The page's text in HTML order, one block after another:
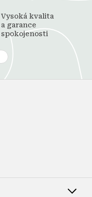
Vysoká kvalita
a garance
spokojenosti